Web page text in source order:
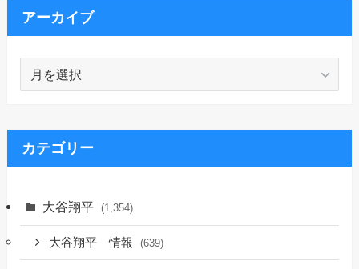
アーカイブ
イ
ブ
カテゴリー
大谷翔平 (1,354)
大谷翔平 情報 (639)